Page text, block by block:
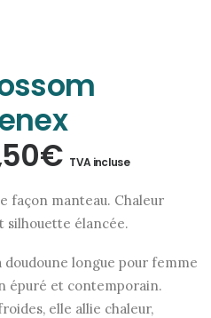
:
€Le
prix
actuel
est :
347,50€.
TVA incluse
façon manteau. Chaleur
élancée.
longue pour femme
épuré et contemporain.
elle allie chaleur,